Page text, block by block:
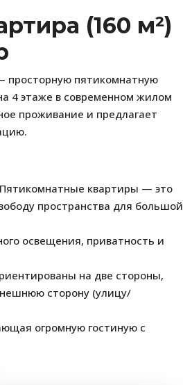
(160 м²)
просторную пятикомнатную
4 этаже в современном жилом
проживание и предлагает
квартиры — это
пространства для большой
освещения, приватность и
на две стороны,
сторону (улицу/
огромную гостиную с